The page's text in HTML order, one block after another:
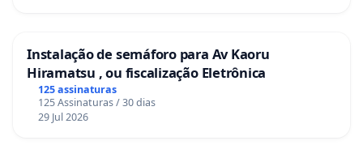
Instalação de semáforo para Av Kaoru
Hiramatsu , ou fiscalização Eletrônica
125 assinaturas
125 Assinaturas / 30 dias
29 Jul 2026